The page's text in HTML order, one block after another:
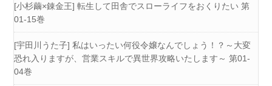
[小杉繭×錬金王] 転生して田舎でスローライフをおくりたい 第
01-15巻
[宇田川うた子] 私はいったい何役令嬢なんでしょう！？～大変
恐れ入りますが、営業スキルで異世界攻略いたします～ 第01-
04巻